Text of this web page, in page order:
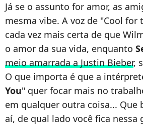
Já se o assunto for amor, as
mesma vibe. A voz de "Cool for
cada vez mais certa de que
o amor da sua vida, enquanto
meio amarrada a Justin Bieber,
O que importa é que a
You" quer focar mais no
em qualquer outra coisa... Que
aí, de qual lado você fica nessa